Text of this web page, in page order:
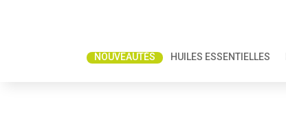
NOUVEAUTÉS HUILES ESSENTIELLES